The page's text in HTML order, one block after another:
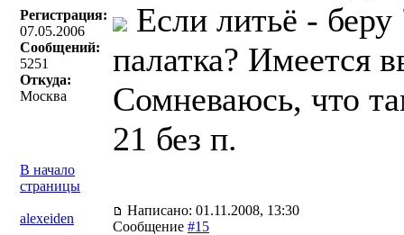
Регистрация:
07.05.2006
Сообщений:
5251
Откуда:
Москва
Если литьё -
палатка? Имеется
Сомневаюсь, что
21 без п.
В начало
страницы
alexeiden
Написано: 01.11.2008, 13:30
Сообщение #15